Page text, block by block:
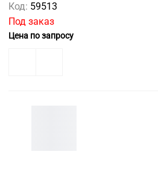
Код: 59513
Под заказ
Цена по запросу